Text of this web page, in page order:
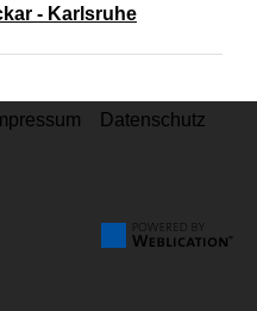
- Karlsruhe
Datenschutz